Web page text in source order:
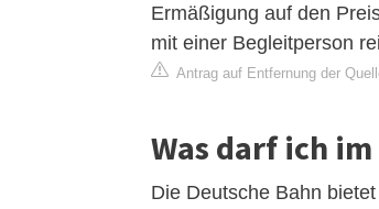
Ermäßigung auf den
mit einer Begleitperson
Antrag auf Entfernung der
Was darf ich
Die Deutsche Bahn